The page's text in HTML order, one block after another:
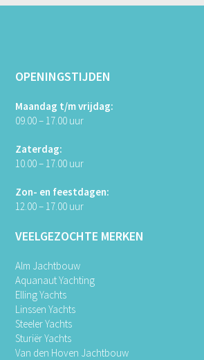
OPENINGSTIJDEN
Maandag t/m vrijdag:
09.00 – 17.00 uur
Zaterdag:
10.00 – 17.00 uur
Zon- en feestdagen:
12.00 – 17.00 uur
VEELGEZOCHTE MERKEN
Alm Jachtbouw
Aquanaut Yachting
Elling Yachts
Linssen Yachts
Steeler Yachts
Sturiër Yachts
Van den Hoven Jachtbouw